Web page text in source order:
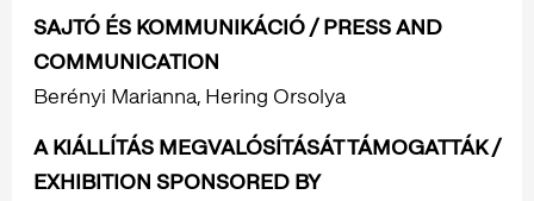
SAJTÓ ÉS KOMMUNIKÁCIÓ / PRESS AND
COMMUNICATION
Berényi Marianna, Hering Orsolya
A KIÁLLÍTÁS MEGVALÓSÍTÁSÁT TÁMOGATTÁK /
EXHIBITION SPONSORED BY